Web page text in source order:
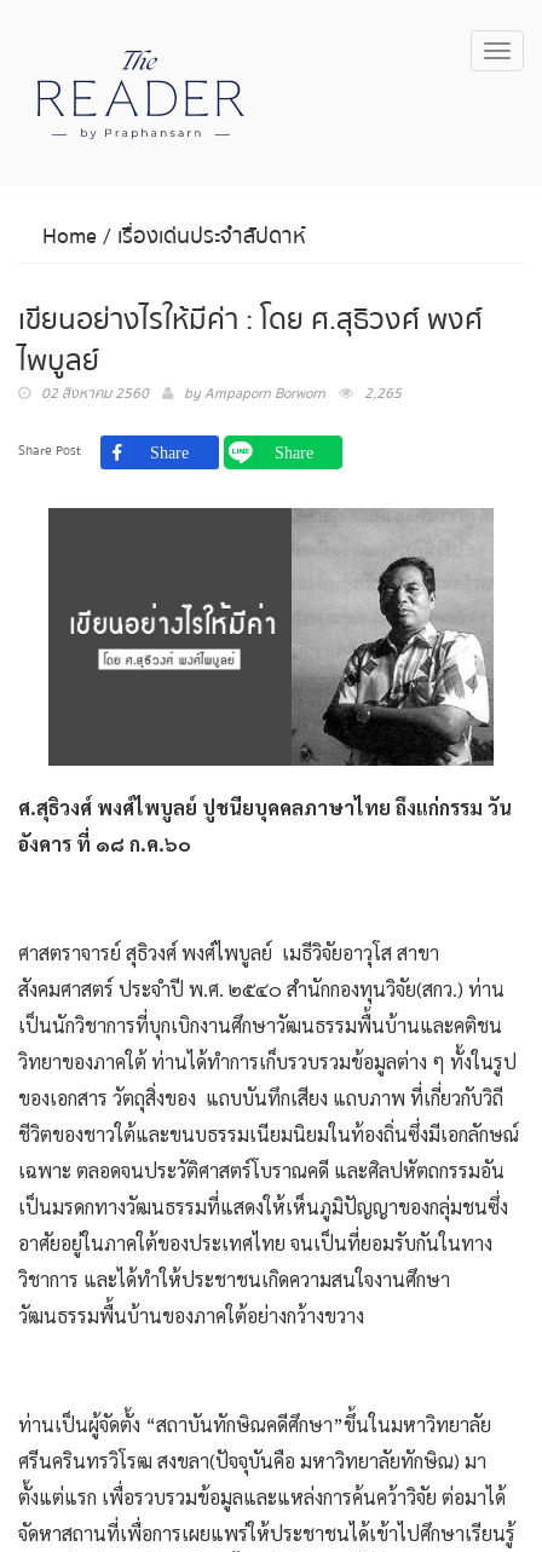
Home/ เรื่องเด่นประจำสัปดาห์
เขียนอย่างไรให้มีค่า : โดย ศ.สุธิวงศ์ พงศ์
ไพบูลย์
02 สิงหาคม 2560 byAmpaporn Borworn 2,265
Share Post
ศ.สุธิวงศ์ พงศ์ไพบูลย์ ปูชนียบุคคลภาษาไทย ถึงแก่กรรม วัน
อังคาร ที่ ๑๘ ก.ค.๖๐
ศาสตราจารย์ สุธิวงศ์ พงศ์ไพบูลย์ เมธีวิจัยอาวุโส สาขา
สังคมศาสตร์ ประจำปี พ.ศ. ๒๕๔๐ สำนักกองทุนวิจัย(สกว.) ท่าน
เป็นนักวิชาการที่บุกเบิกงานศึกษาวัฒนธรรมพื้นบ้านและคติชน
วิทยาของภาคใต้ ท่านได้ทำการเก็บรวบรวมข้อมูลต่าง ๆ ทั้งในรูป
ของเอกสาร วัตถุสิ่งของ แถบบันทึกเสียง แถบภาพ ที่เกี่ยวกับวิถี
ชีวิตของชาวใต้และขนบธรรมเนียมนิยมในท้องถิ่นซึ่งมีเอกลักษณ์
เฉพาะ ตลอดจนประวัติศาสตร์โบราณคดี และศิลปหัตถกรรมอัน
เป็นมรดกทางวัฒนธรรมที่แสดงให้เห็นภูมิปัญญาของกลุ่มชนซึ่ง
อาศัยอยู่ในภาคใต้ของประเทศไทย จนเป็นที่ยอมรับกันในทาง
วิชาการ และได้ทำให้ประชาชนเกิดความสนใจงานศึกษา
วัฒนธรรมพื้นบ้านของภาคใต้อย่างกว้างขวาง
ท่านเป็นผู้จัดตั้ง “สถาบันทักษิณคดีศึกษา”ขึ้นในมหาวิทยาลัย
ศรีนครินทรวิโรฒ สงขลา(ปัจจุบันคือ มหาวิทยาลัยทักษิณ) มา
ตั้งแต่แรก เพื่อรวบรวมข้อมูลและแหล่งการค้นคว้าวิจัย ต่อมาได้
จัดหาสถานที่เพื่อการเผยแพร่ให้ประชาชนได้เข้าไปศึกษาเรียนรู้